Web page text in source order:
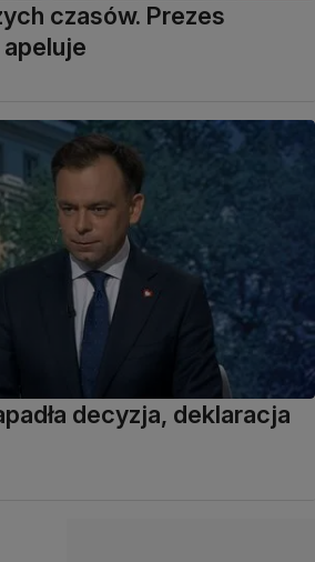
czasów. Prezes
decyzja, deklaracja